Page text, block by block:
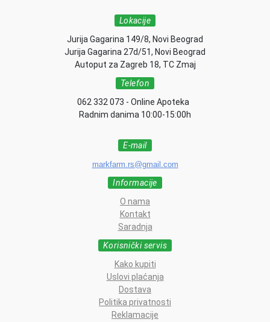
Lokacije
Jurija Gagarina 149/8, Novi Beograd
Jurija Gagarina 27d/51, Novi Beograd
Autoput za Zagreb 18, TC Zmaj
Telefon
062 332 073 - Online Apoteka
Radnim danima 10:00-15:00h
E-mail
markfarm.rs@gmail.com
Informacije
O nama
Kontakt
Saradnja
Korisnički servis
Kako kupiti
Uslovi plaćanja
Dostava
Politika privatnosti
Reklamacije